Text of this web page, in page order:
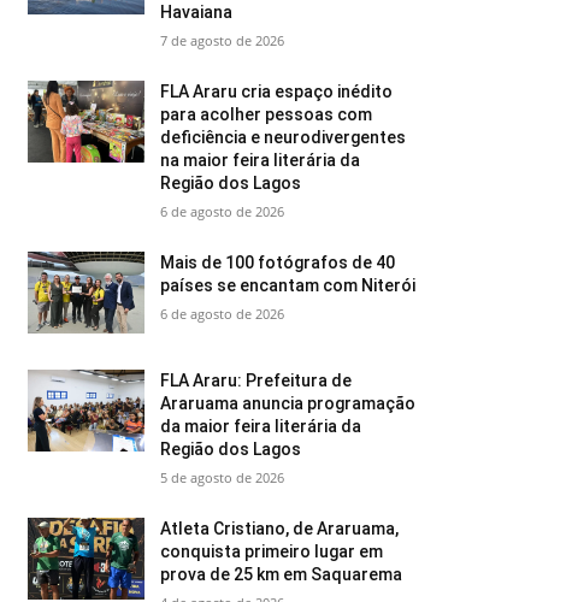
Havaiana
7 de agosto de 2026
FLA Araru cria espaço inédito
para acolher pessoas com
deficiência e neurodivergentes
na maior feira literária da
Região dos Lagos
6 de agosto de 2026
Mais de 100 fotógrafos de 40
países se encantam com Niterói
6 de agosto de 2026
FLA Araru: Prefeitura de
Araruama anuncia programação
da maior feira literária da
Região dos Lagos
5 de agosto de 2026
Atleta Cristiano, de Araruama,
conquista primeiro lugar em
prova de 25 km em Saquarema